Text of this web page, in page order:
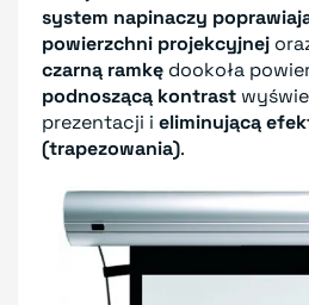
system napinaczy
powierzchni projekcyjnej
czarną ramkę dookoła
podnoszącą kontrast
prezentacji i eliminującą
(trapezowania).